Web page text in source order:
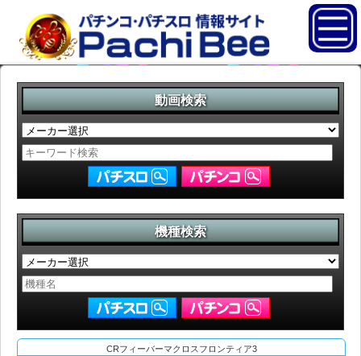
動画検索
機種検索
CRフィーバーマクロスフロンティア3